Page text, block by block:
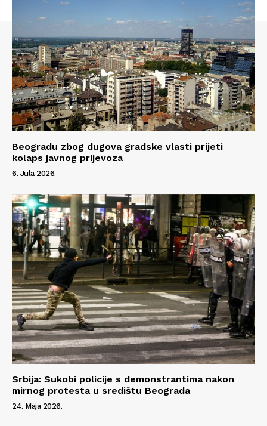
O nama
Kontakt
Impressum
Beogradu zbog dugova gradske vlasti prijeti
kolaps javnog prijevoza
6. Jula 2026.
Srbija: Sukobi policije s demonstrantima nakon
mirnog protesta u središtu Beograda
24. Maja 2026.